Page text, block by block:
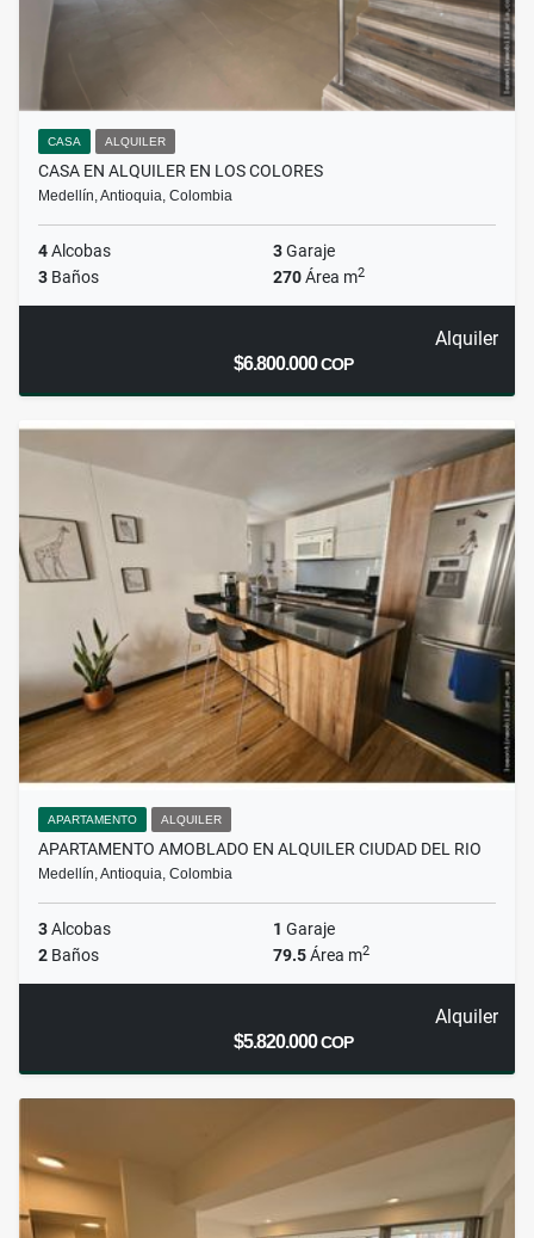
CASA ALQUILER
CASA EN ALQUILER EN LOS COLORES
Medellín, Antioquia, Colombia
4Alcobas 3Garaje
3 Baños 270Área m2
Alquiler
$6.800.000COP
APARTAMENTO ALQUILER
APARTAMENTO AMOBLADO EN ALQUILER CIUDAD DEL RIO
Medellín, Antioquia, Colombia
3Alcobas 1 Garaje
2 Baños 79.5Área m2
Alquiler
$5.820.000COP